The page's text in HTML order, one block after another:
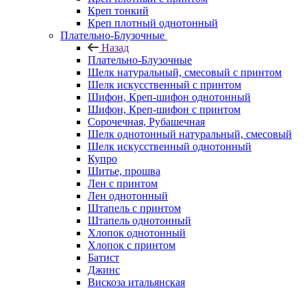
Креп тонкий
Креп плотный однотонный
Плательно-Блузочные
Назад
Плательно-Блузочные
Шелк натуральный, смесовый с принтом
Шелк искусственный с принтом
Шифон, Креп-шифон однотонный
Шифон, Креп-шифон с принтом
Сорочечная, Рубашечная
Шелк однотонный натуральный, смесовый
Шелк искусственный однотонный
Купро
Шитье, прошва
Лен с принтом
Лен однотонный
Штапель с принтом
Штапель однотонный
Хлопок однотонный
Хлопок с принтом
Батист
Джинс
Вискоза итальянская